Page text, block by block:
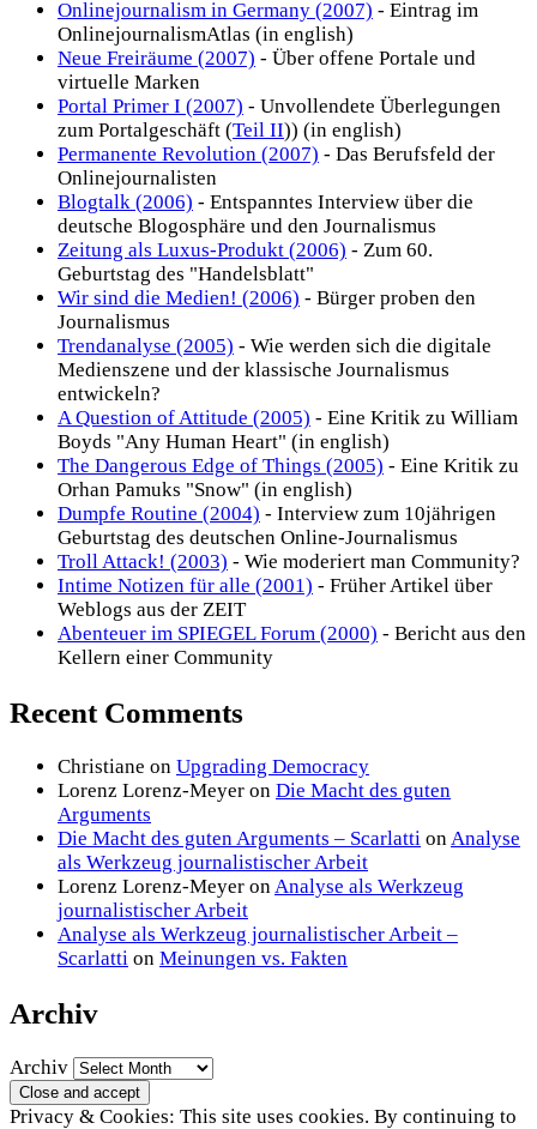
Onlinejournalism in Germany (2007) - Eintrag im
OnlinejournalismAtlas (in english)
Neue Freiräume (2007) - Über offene Portale und
virtuelle Marken
Portal Primer I (2007) - Unvollendete Überlegungen
zum Portalgeschäft (Teil II)) (in english)
Permanente Revolution (2007) - Das Berufsfeld der
Onlinejournalisten
Blogtalk (2006) - Entspanntes Interview über die
deutsche Blogosphäre und den Journalismus
Zeitung als Luxus-Produkt (2006) - Zum 60.
Geburtstag des "Handelsblatt"
Wir sind die Medien! (2006) - Bürger proben den
Journalismus
Trendanalyse (2005) - Wie werden sich die digitale
Medienszene und der klassische Journalismus
entwickeln?
A Question of Attitude (2005) - Eine Kritik zu William
Boyds "Any Human Heart" (in english)
The Dangerous Edge of Things (2005) - Eine Kritik zu
Orhan Pamuks "Snow" (in english)
Dumpfe Routine (2004) - Interview zum 10jährigen
Geburtstag des deutschen Online-Journalismus
Troll Attack! (2003) - Wie moderiert man Community?
Intime Notizen für alle (2001) - Früher Artikel über
Weblogs aus der ZEIT
Abenteuer im SPIEGEL Forum (2000) - Bericht aus den
Kellern einer Community
Recent Comments
Christiane on Upgrading Democracy
Lorenz Lorenz-Meyer on Die Macht des guten
Arguments
Die Macht des guten Arguments – Scarlatti onAnalyse
als Werkzeug journalistischer Arbeit
Lorenz Lorenz-Meyer onAnalyse als Werkzeug
journalistischer Arbeit
Analyse als Werkzeug journalistischer Arbeit –
Scarlatti on Meinungen vs. Fakten
Archiv
Archiv
Privacy & Cookies: This site uses cookies. By continuing to